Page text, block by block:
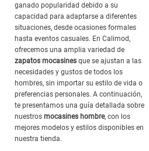
ganado popularidad debido a su
capacidad para adaptarse a diferentes
situaciones, desde ocasiones formales
hasta eventos casuales. En Calimod,
ofrecemos una amplia variedad de
zapatos mocasines que se ajustan a las
necesidades y gustos de todos los
hombres, sin importar su estilo de vida o
preferencias personales. A continuación,
te presentamos una guía detallada sobre
nuestros mocasines hombre, con los
mejores modelos y estilos disponibles en
nuestra tienda.